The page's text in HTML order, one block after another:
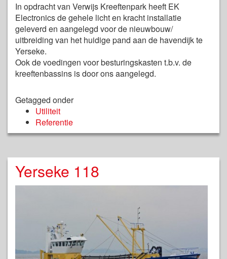
In opdracht van Verwijs Kreeftenpark heeft EK
Electronics de gehele licht en kracht installatie
geleverd en aangelegd voor de nieuwbouw/
uitbreiding van het huidige pand aan de havendijk te
Yerseke.
Ook de voedingen voor besturingskasten t.b.v. de
kreeftenbassins is door ons aangelegd.
Getagged onder
Utiliteit
Referentie
Yerseke 118